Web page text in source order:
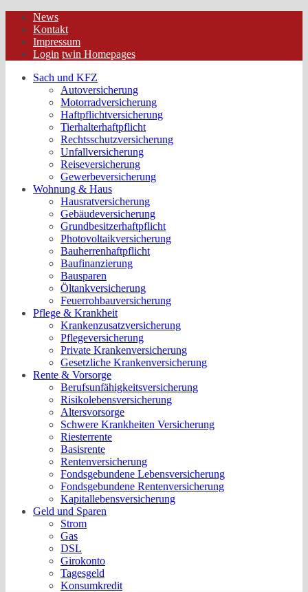
News
Kontakt
Impressum
Login twin Homepages
Sach und KFZ
Autoversicherung
Motorradversicherung
Haftpflichtversicherung
Tierhalterhaftpflicht
Rechtsschutzversicherung
Unfallversicherung
Reiseversicherung
Gewerbeversicherung
Wohnung & Haus
Hausratversicherung
Gebäudeversicherung
Grundbesitzerhaftpflicht
Photovoltaikversicherung
Bauherrenhaftpflicht
Baufinanzierung
Bausparen
Öltankversicherung
Feuerrohbauversicherung
Pflege & Krankheit
Krankenzusatzversicherung
Pflegeversicherung
Private Krankenversicherung
Gesetzliche Krankenversicherung
Rente & Vorsorge
Berufs­unfähigkeitsversicherung
Risikolebensversicherung
Altersvorsorge
Schwere Krankheiten Versicherung
Riesterrente
Basisrente
Rentenversicherung
Fondsgebundene Lebensversicherung
Fondsgebundene Rentenversicherung
Kapitallebensversicherung
Geld und Sparen
Strom
Gas
DSL
Girokonto
Tagesgeld
Konsumkredit